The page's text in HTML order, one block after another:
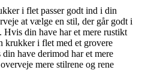
i flet passer godt ind i din
at vælge en stil, der går godt i
Hvis din have har et mere rustikt
krukker i flet med et grovere
have derimod har et mere
mere stilrene og rene